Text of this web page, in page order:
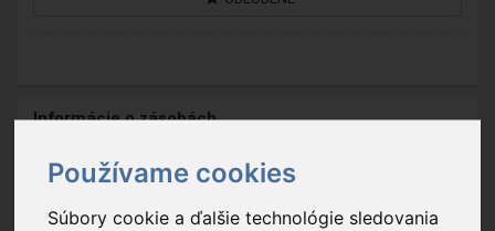
Používame cookies
Súbory cookie a ďalšie technológie sledovania
Informácie o zásobách